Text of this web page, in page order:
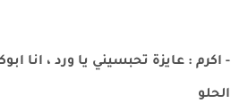
- اكرم : عايزة تحبسيني يا ورد ، انا
الحلو